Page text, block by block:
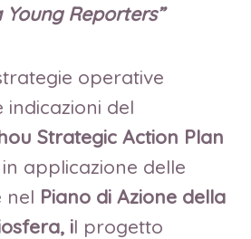
Reporters”
operative
indicazioni del
Strategic Action Plan
applicazione delle
nel Piano di Azione della
il progetto